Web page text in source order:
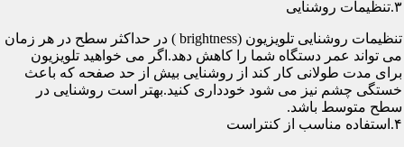
۳.تنظیمات روشنایی
تنظیمات روشنایی تلویزیون (brightness ) در حداکثر سطح در هر زمان
می تواند عمر دستگاه شما را کاهش دهد.اگر می خواهید تلویزیون
برای مدت طولانی کار کند از روشنایی بیش از حد صفحه که باعث
خستگی چشم نیز می شود خودداری کنید.بهتر است روشنایی در
سطح متوسط باشد.
۴.استفاده مناسب از کنتراست